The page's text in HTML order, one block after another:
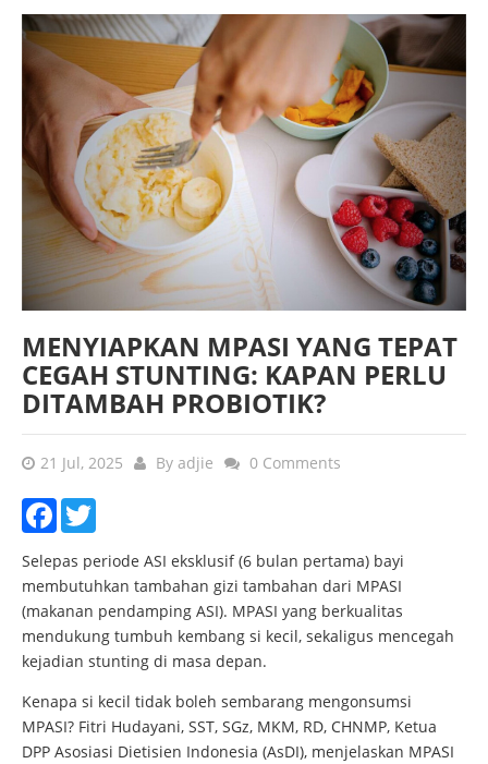
MENYIAPKAN MPASI YANG TEPAT
CEGAH STUNTING: KAPAN PERLU
DITAMBAH PROBIOTIK?
21 Jul, 2025 By adjie 0 Comments
Facebook
Selepas periode ASI eksklusif (6 bulan pertama) bayi
membutuhkan tambahan gizi tambahan dari MPASI
(makanan pendamping ASI). MPASI yang berkualitas
mendukung tumbuh kembang si kecil, sekaligus mencegah
kejadian stunting di masa depan.
Kenapa si kecil tidak boleh sembarang mengonsumsi
MPASI? Fitri Hudayani, SST, SGz, MKM, RD, CHNMP, Ketua
DPP Asosiasi Dietisien Indonesia (AsDI), menjelaskan MPASI